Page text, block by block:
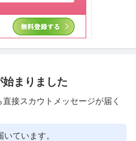
まりました
接スカウトメッセージが届く
ています。